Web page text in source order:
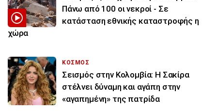
Πάνω από 100 οι νεκροί - Σε
κατάσταση εθνικής καταστροφής η
χώρα
ΚΟΣΜΟΣ
Σεισμός στην Κολομβία: Η Σακίρα
στέλνει δύναμη και αγάπη στην
«αγαπημένη» της πατρίδα